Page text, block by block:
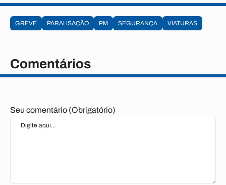
GREVE PARALISAÇÃO PM SEGURANÇA VIATURAS
Comentários
Seu comentário (Obrigatório)